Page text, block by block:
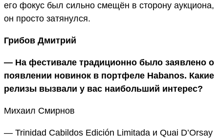
его фокус был сильно смещён в сторону аукциона,
он просто затянулся.
Грибов Дмитрий
— На фестивале традиционно было заявлено о
появлении новинок в портфеле Habanos. Какие
релизы вызвали у вас наибольший интерес?
Михаил Смирнов
— Trinidad Cabildos Edición Limitada и Quai D’Orsay